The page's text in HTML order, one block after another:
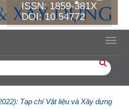
ISSN:1859-381X
DOI: 10.54772
Tạp chí Vật liệu và Xây dựng